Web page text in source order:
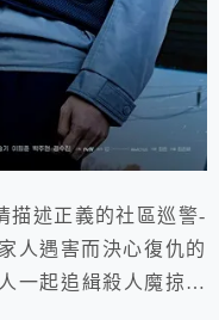
描述正義的社區巡警-
人遇害而決心復仇的
一起追緝殺人魔掠食